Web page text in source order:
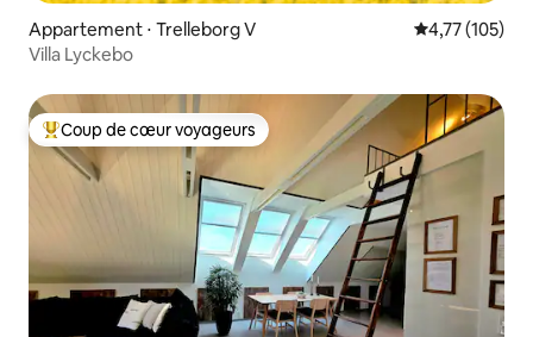
Appartement ⋅ Trelleborg V Évaluation
4,77 (105)
Villa Lyckebo
Coups de cœur voyageurs les plus appréciés
Coup de cœur voyageurs